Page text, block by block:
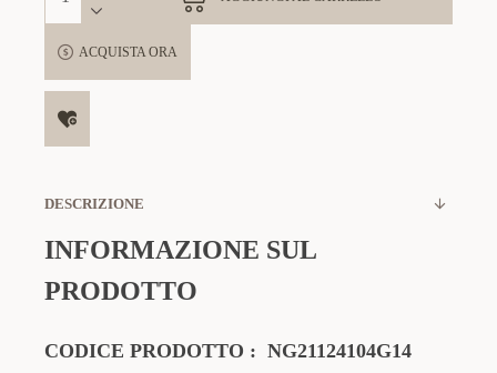
ACQUISTA ORA
DESCRIZIONE
INFORMAZIONE SUL
PRODOTTO
CODICE PRODOTTO : NG21124104G14